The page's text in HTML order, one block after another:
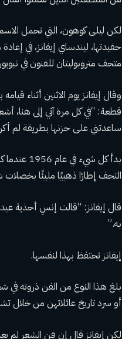
متحف متروبوليتان للفنون في
قطعة: “في كل مرة آتي إلى هنا،
ساعدتني على حزنها بطريقة لم
بدأ كل
التحف إطارًا ذهبيًا مليئًا
قال إيفانز: “قالت إنسِ أحذية
به.”
إيفانز تحتفظ بهذا لنفسها.
بلغ هذا النوع من الفن ذروته في
أو سرد تاريخ عائلاتهن من خلال
لكن إيفانز قال إن فن الشعر لم